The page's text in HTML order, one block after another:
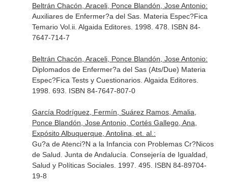
Beltrán Chacón, Araceli, Ponce Blandón, Jose Antonio:
Auxiliares de Enfermer?a del Sas. Materia Espec?Fica
Temario Vol.ii. Algaida Editores. 1998. 478. ISBN 84-
7647-714-7
Beltrán Chacón, Araceli, Ponce Blandón, Jose Antonio:
Diplomados de Enfermer?a del Sas (Ats/Due) Materia
Espec?Fica Tests y Cuestionarios. Algaida Editores.
1998. 693. ISBN 84-7647-807-0
García Rodríguez, Fermín, Suárez Ramos, Amalia,
Ponce Blandón, Jose Antonio, Cortés Gallego, Ana,
Expósito Albuquerque, Antolina, et. al.:
Gu?a de Atenci?N a la Infancia con Problemas Cr?Nicos
de Salud. Junta de Andalucía. Consejería de Igualdad,
Salud y Políticas Sociales. 1997. 495. ISBN 84-89704-
19-8